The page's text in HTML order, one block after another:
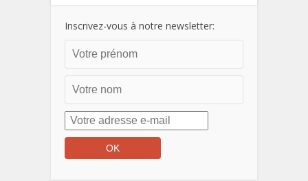
Inscrivez-vous à notre newsletter: